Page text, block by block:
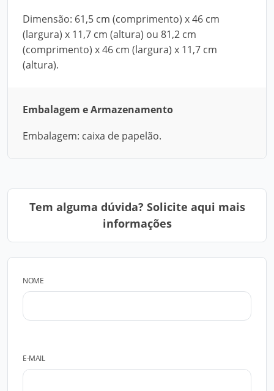
Dimensão: 61,5 cm (comprimento) x 46 cm
(largura) x 11,7 cm (altura) ou 81,2 cm
(comprimento) x 46 cm (largura) x 11,7 cm
(altura).
Embalagem e Armazenamento
Embalagem: caixa de papelão.
Tem alguma dúvida? Solicite aqui mais
informações
NOME
E-MAIL